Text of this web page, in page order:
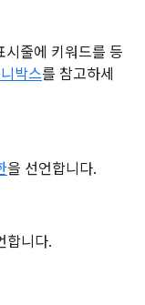
줄에 키워드를 등
박스를 참고하세
을 선언합니다.
합니다.